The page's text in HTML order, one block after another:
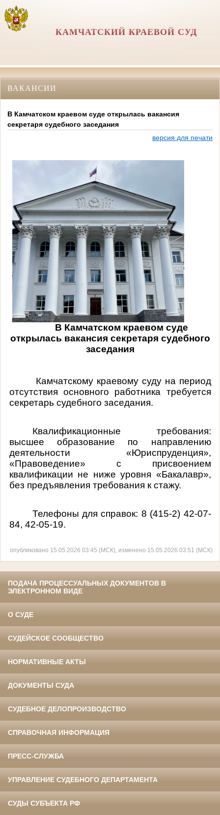
КАМЧАТСКИЙ КРАЕВОЙ СУД
ВАКАНСИИ
В Камчатском краевом суде открылась вакансия
секретаря судебного заседания
версия для печати
В Камчатском краевом суде
открылась вакансия секретаря судебного
заседания
Камчатскому краевому суду на период
отсутствия основного работника требуется
секретарь судебного заседания.
Квалификационные требования:
высшее образование по направлению
деятельности «Юриспруденция»,
«Правоведение» с присвоением
квалификации не ниже уровня «Бакалавр»,
без предъявления требования к стажу.
Телефоны для справок: 8 (415-2) 42-07-
84, 42-05-19.
опубликовано 15.05.2026 03:45 (МСК), изменено 15.05.2026 03:51 (МСК)
ПОДАЧА ПРОЦЕССУАЛЬНЫХ ДОКУМЕНТОВ В
ЭЛЕКТРОННОМ ВИДЕ
О СУДЕ
СУДЕЙСКОЕ СООБЩЕСТВО
НОРМАТИВНЫЕ АКТЫ
ДОКУМЕНТЫ СУДА
СУДЕБНОЕ ДЕЛОПРОИЗВОДСТВО
СПРАВОЧНАЯ ИНФОРМАЦИЯ
ПРЕСС-СЛУЖБА
УПРАВЛЕНИЕ СУДЕБНОГО ДЕПАРТАМЕНТА
СУДЫ СУБЪЕКТА РФ